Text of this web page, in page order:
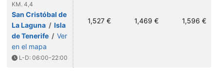
KM. 4,4
San Cristóbal de
La Laguna / Isla
de Tenerife / Ver
en el mapa
L-D: 06:00-22:00
1,527 € 1,469 € 1,596 €